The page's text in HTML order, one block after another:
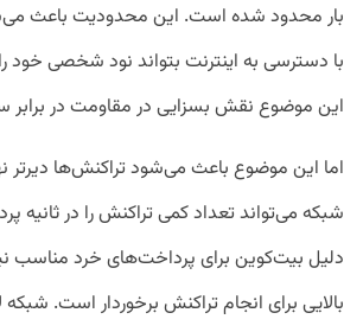
بار محدود شده است. این محدودیت باعث
با دسترسی به اینترنت بتواند نود شخصی خود را
این موضوع نقش بسزایی در مقاومت در برابر
اما این موضوع باعث می‌شود تراکنش‌ها دیرتر
شبکه می‌تواند تعداد کمی تراکنش را در ثانیه
دلیل بیت‌کوین برای پرداخت‌های خرد مناسب
بالایی برای انجام تراکنش برخوردار است. شبکه